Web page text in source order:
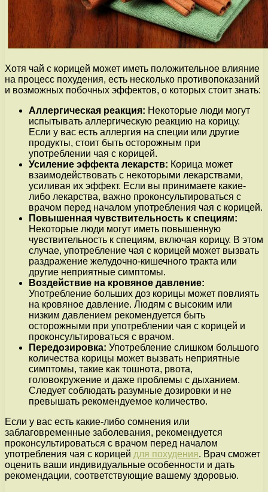
Хотя чай с корицей может иметь положительное влияние
на процесс похудения, есть несколько противопоказаний
и возможных побочных эффектов, о которых стоит знать:
Аллергическая реакция: Некоторые люди могут
испытывать аллергическую реакцию на корицу.
Если у вас есть аллергия на специи или другие
продукты, стоит быть осторожным при
употреблении чая с корицей.
Усиление эффекта лекарств: Корица может
взаимодействовать с некоторыми лекарствами,
усиливая их эффект. Если вы принимаете какие-
либо лекарства, важно проконсультироваться с
врачом перед началом употребления чая с корицей.
Повышенная чувствительность к специям:
Некоторые люди могут иметь повышенную
чувствительность к специям, включая корицу. В этом
случае, употребление чая с корицей может вызвать
раздражение желудочно-кишечного тракта или
другие неприятные симптомы.
Воздействие на кровяное давление:
Употребление больших доз корицы может повлиять
на кровяное давление. Людям с высоким или
низким давлением рекомендуется быть
осторожными при употреблении чая с корицей и
проконсультироваться с врачом.
Передозировка: Употребление слишком большого
количества корицы может вызвать неприятные
симптомы, такие как тошнота, рвота,
головокружение и даже проблемы с дыханием.
Следует соблюдать разумные дозировки и не
превышать рекомендуемое количество.
Если у вас есть какие-либо сомнения или
заблаговременные заболевания, рекомендуется
проконсультироваться с врачом перед началом
употребления чая с корицей для похудения. Врач сможет
оценить ваши индивидуальные особенности и дать
рекомендации, соответствующие вашему здоровью.